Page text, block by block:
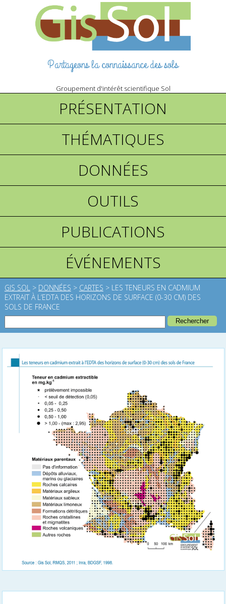
Partageons la connaissance des sols
Groupement d'intérêt scientifique Sol
PRÉSENTATION
THÉMATIQUES
DONNÉES
OUTILS
PUBLICATIONS
ÉVÉNEMENTS
GIS SOL > DONNÉES > CARTES > LES TENEURS EN CADMIUM
EXTRAIT À L’EDTA DES HORIZONS DE SURFACE (0-30 CM) DES
SOLS DE FRANCE